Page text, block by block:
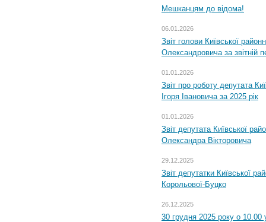
Мешканцям до відома!
06.01.2026
Звіт голови Київської
Олександровича за звітній
01.01.2026
Звіт про роботу депутата
Ігоря Івановича за 2025 рік
01.01.2026
Звіт депутата Київської
Олександра Вікторовича
29.12.2025
Звіт депутатки Київської
Корольової-Буцко
26.12.2025
30 грудня 2025 року о 10.00